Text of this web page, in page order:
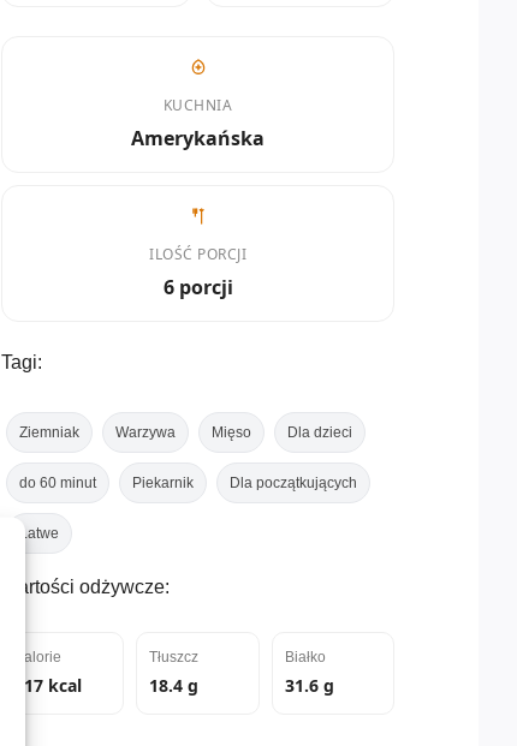
KUCHNIA
Amerykańska
ILOŚĆ PORCJI
6 porcji
Tagi:
Ziemniak Warzywa Mięso Dla dzieci
do 60 minut Piekarnik Dla początkujących
Łatwe
Wartości odżywcze:
Kalorie
417 kcal
Tłuszcz
18.4 g
Białko
31.6 g